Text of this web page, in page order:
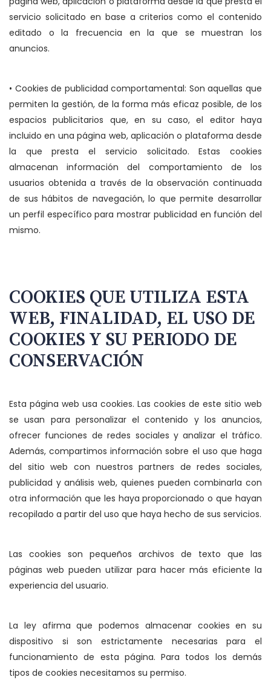
servicio solicitado en base a criterios como el contenido
editado o la frecuencia en la que se muestran los
anuncios.
• Cookies de publicidad comportamental: Son aquellas que
permiten la gestión, de la forma más eficaz posible, de los
espacios publicitarios que, en su caso, el editor haya
incluido en una página web, aplicación o plataforma desde
la que presta el servicio solicitado. Estas cookies
almacenan información del comportamiento de los
usuarios obtenida a través de la observación continuada
de sus hábitos de navegación, lo que permite desarrollar
un perfil específico para mostrar publicidad en función del
mismo.
COOKIES QUE UTILIZA ESTA
WEB, FINALIDAD, EL USO DE
COOKIES Y SU PERIODO DE
CONSERVACIÓN
Esta página web usa cookies. Las cookies de este sitio web
se usan para personalizar el contenido y los anuncios,
ofrecer funciones de redes sociales y analizar el tráfico.
Además, compartimos información sobre el uso que haga
del sitio web con nuestros partners de redes sociales,
publicidad y análisis web, quienes pueden combinarla con
otra información que les haya proporcionado o que hayan
recopilado a partir del uso que haya hecho de sus servicios.
Las cookies son pequeños archivos de texto que las
páginas web pueden utilizar para hacer más eficiente la
experiencia del usuario.
La ley afirma que podemos almacenar cookies en su
dispositivo si son estrictamente necesarias para el
funcionamiento de esta página. Para todos los demás
tipos de cookies necesitamos su permiso.